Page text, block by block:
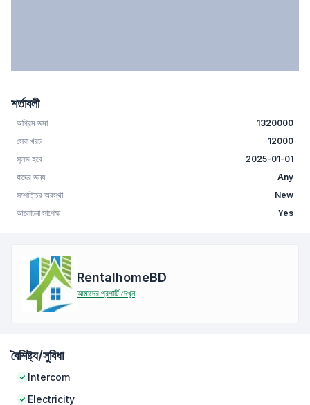
শর্তাবলী
অগ্রিম জমা
1320000
সেবা খরচ
12000
সুলভ হবে
2025-01-01
যাদের জন্য
Any
সম্পত্তির অবস্থা
New
আলোচনা সাপেক্ষ
Yes
RentalhomeBD
আমাদের প্রপার্টি দেখুন
বৈশিষ্ট্য/সুবিধা
Intercom
Electricity